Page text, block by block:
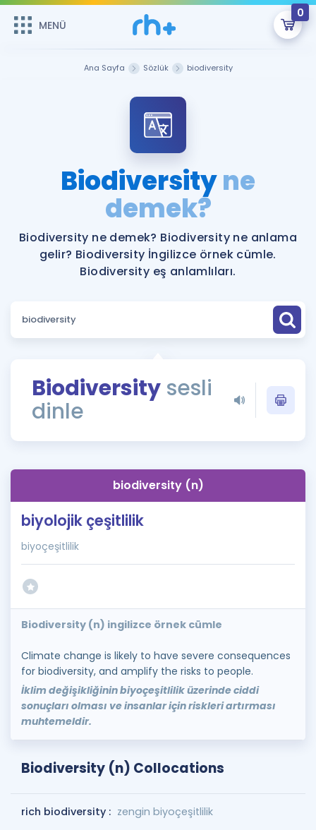
MENÜ
0
Şifremi Hatırlamıyorum
Sepetin Şu An Boş.
Remzi Hoca ile seni sınava hazırlayacak onlarca eğitim seni
bekliyor!
MENÜ
Katılımcı Görüşleri
Faydalı Araçlar
Ücretsiz Kaynaklar
Puan Hesaplama
ÖSYM Sınav Takvimi
Kampanyalar
İngilizce Gramer
İngilizce Gramer
Ana Sayfa Sözlük biodiversity
Biodiversityne
demek?
Biodiversity ne demek? Biodiversity ne anlama
gelir? Biodiversity İngilizce örnek cümle.
Biodiversity eş anlamlıları.
Biodiversity sesli
dinle
biodiversity (n)
biyolojik çeşitlilik
biyoçeşitlilik
Biodiversity (n) ingilizce örnek cümle
Climate change is likely to have severe consequences
for biodiversity, and amplify the risks to people.
İklim değişikliğinin biyoçeşitlilik üzerinde ciddi
sonuçları olması ve insanlar için riskleri artırması
muhtemeldir.
Biodiversity (n) Collocations
rich biodiversity : zengin biyoçeşitlilik